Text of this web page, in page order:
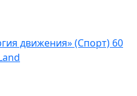
движения» (Спорт) 60